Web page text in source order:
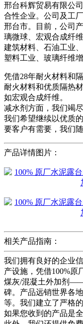
邢台科辉贸易有限公
合性企业。公司及工
邢台市。目前，公司
璃微球、宏观合成纤
建筑材料、石油工业
塑料工业、玻璃纤维
凭借28年耐火材料和
耐火材料和优质隔热
如宏观合成纤维。
减水剂方面，我们竭
我们希望继续以优质
要客户有需要，我们随
产品详情图片：
相关产品指南：
我们拥有良好的企业
产设施，凭借100%
煤灰/混凝土外加剂
碑。产品远销世界各
等。我们建立了严格
如果您收到的产品是